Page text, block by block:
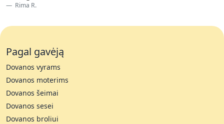
Rima R.
Pagal gavėją
Dovanos vyrams
Dovanos moterims
Dovanos šeimai
Dovanos sesei
Dovanos broliui